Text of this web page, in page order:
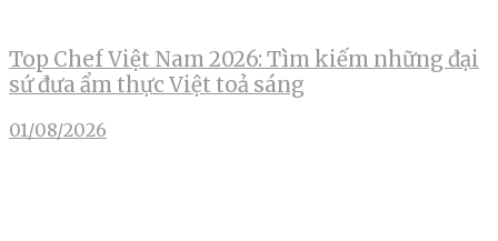
Top Chef Việt Nam 2026: Tìm kiếm những đại
sứ đưa ẩm thực Việt toả sáng
01/08/2026